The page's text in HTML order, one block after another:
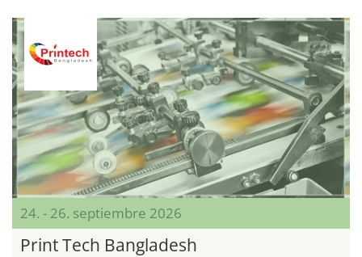
24. - 26. septiembre 2026
Print Tech Bangladesh